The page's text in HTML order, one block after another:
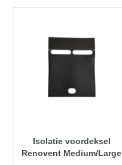
Isolatie voordeksel
Renovent Medium/Large